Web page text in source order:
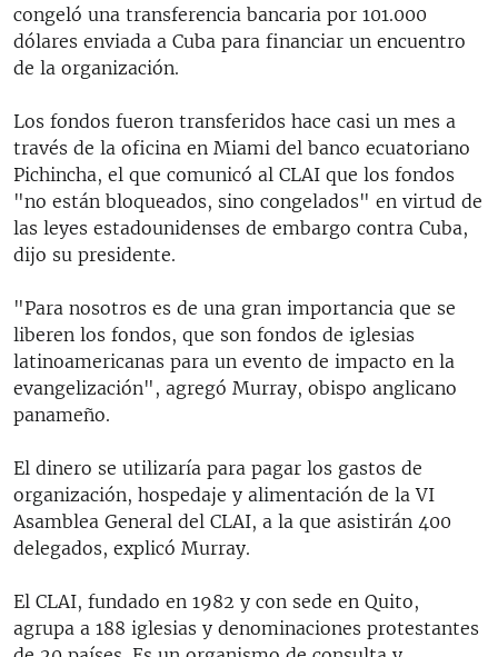
congeló una transferencia bancaria por 101.000
dólares enviada a Cuba para financiar un encuentro
de la organización.
Los fondos fueron transferidos hace casi un mes a
través de la oficina en Miami del banco ecuatoriano
Pichincha, el que comunicó al CLAI que los fondos
"no están bloqueados, sino congelados" en virtud de
las leyes estadounidenses de embargo contra Cuba,
dijo su presidente.
"Para nosotros es de una gran importancia que se
liberen los fondos, que son fondos de iglesias
latinoamericanas para un evento de impacto en la
evangelización", agregó Murray, obispo anglicano
panameño.
El dinero se utilizaría para pagar los gastos de
organización, hospedaje y alimentación de la VI
Asamblea General del CLAI, a la que asistirán 400
delegados, explicó Murray.
El CLAI, fundado en 1982 y con sede en Quito,
agrupa a 188 iglesias y denominaciones protestantes